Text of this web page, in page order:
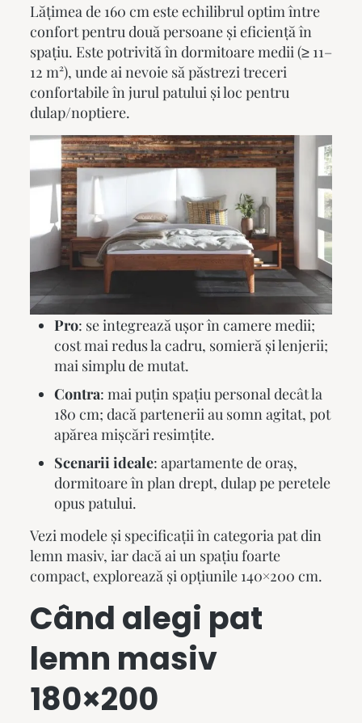
Lățimea de 160 cm este echilibrul optim între
confort pentru două persoane și eficiență în
spațiu. Este potrivită în dormitoare medii (≥ 11–
12 m²), unde ai nevoie să păstrezi treceri
confortabile în jurul patului și loc pentru
dulap/noptiere.
Pro: se integrează ușor în camere medii;
cost mai redus la cadru, somieră și lenjerii;
mai simplu de mutat.
Contra: mai puțin spațiu personal decât la
180 cm; dacă partenerii au somn agitat, pot
apărea mișcări resimțite.
Scenarii ideale: apartamente de oraș,
dormitoare în plan drept, dulap pe peretele
opus patului.
Vezi modele și specificații în categoriapat din
lemn masiv, iar dacă ai un spațiu foarte
compact, explorează și opțiunile 140×200 cm.
Când alegi pat
lemn masiv
180×200